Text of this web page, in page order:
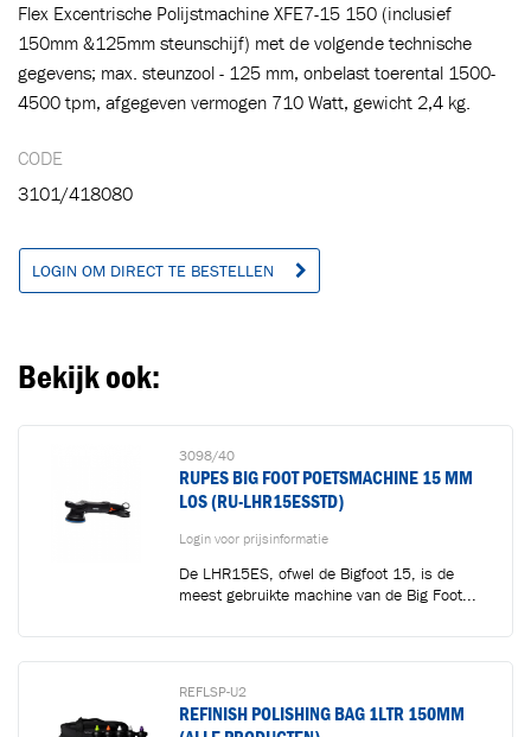
Flex Excentrische Polijstmachine XFE7-15 150 (inclusief
150mm &125mm steunschijf) met de volgende technische
gegevens; max. steunzool - 125 mm, onbelast toerental 1500-
4500 tpm, afgegeven vermogen 710 Watt, gewicht 2,4 kg.
CODE
3101/418080
LOGIN OM DIRECT TE BESTELLEN
Bekijk ook:
3098/40
RUPES BIG FOOT POETSMACHINE 15 MM
LOS (RU-LHR15ESSTD)
Login voor prijsinformatie
De LHR15ES, ofwel de Bigfoot 15, is de
meest gebruikte machine van de Big Foot...
REFLSP-U2
REFINISH POLISHING BAG 1LTR 150MM
Toegevoegd aan winkelwagen
VERDER WINKELEN